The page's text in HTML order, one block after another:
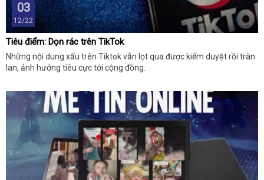
03
12/22
Tiêu điểm: Dọn rác trên TikTok
Những nội dung xấu trên Tiktok vẫn lọt qua được kiểm duyệt rồi tràn
lan, ảnh hưởng tiêu cực tới cộng đồng.